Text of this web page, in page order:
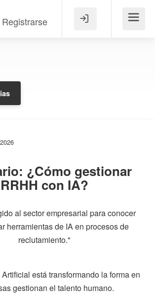
Registrarse Menú
¿Cómo gestionar
RRHH con IA?
al sector empresarial para conocer
herramientas de IA en procesos de
reclutamiento."
está transformando la forma en
gestionan el talento humano.